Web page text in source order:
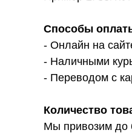
Способы
- Онлайн на
- Наличными
- Переводом с
Количество
Мы привозим до